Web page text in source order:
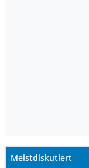
Meistdiskutiert